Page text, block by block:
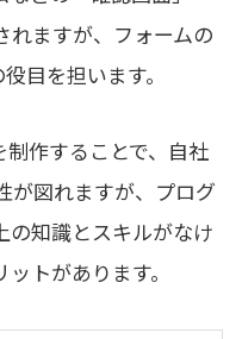
れますが、フォームの
目を担います。
作することで、自社
が図れますが、プログ
の知識とスキルがなけ
トがあります。